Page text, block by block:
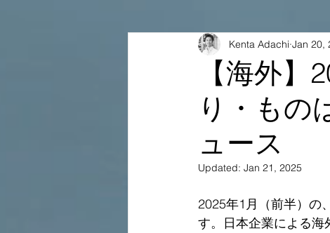
【海外
り・もの
ュース
Kenta Adachi Jan 20,
Updated: Jan 21, 2025
2025年1月（前半）の
す。日本企業による海